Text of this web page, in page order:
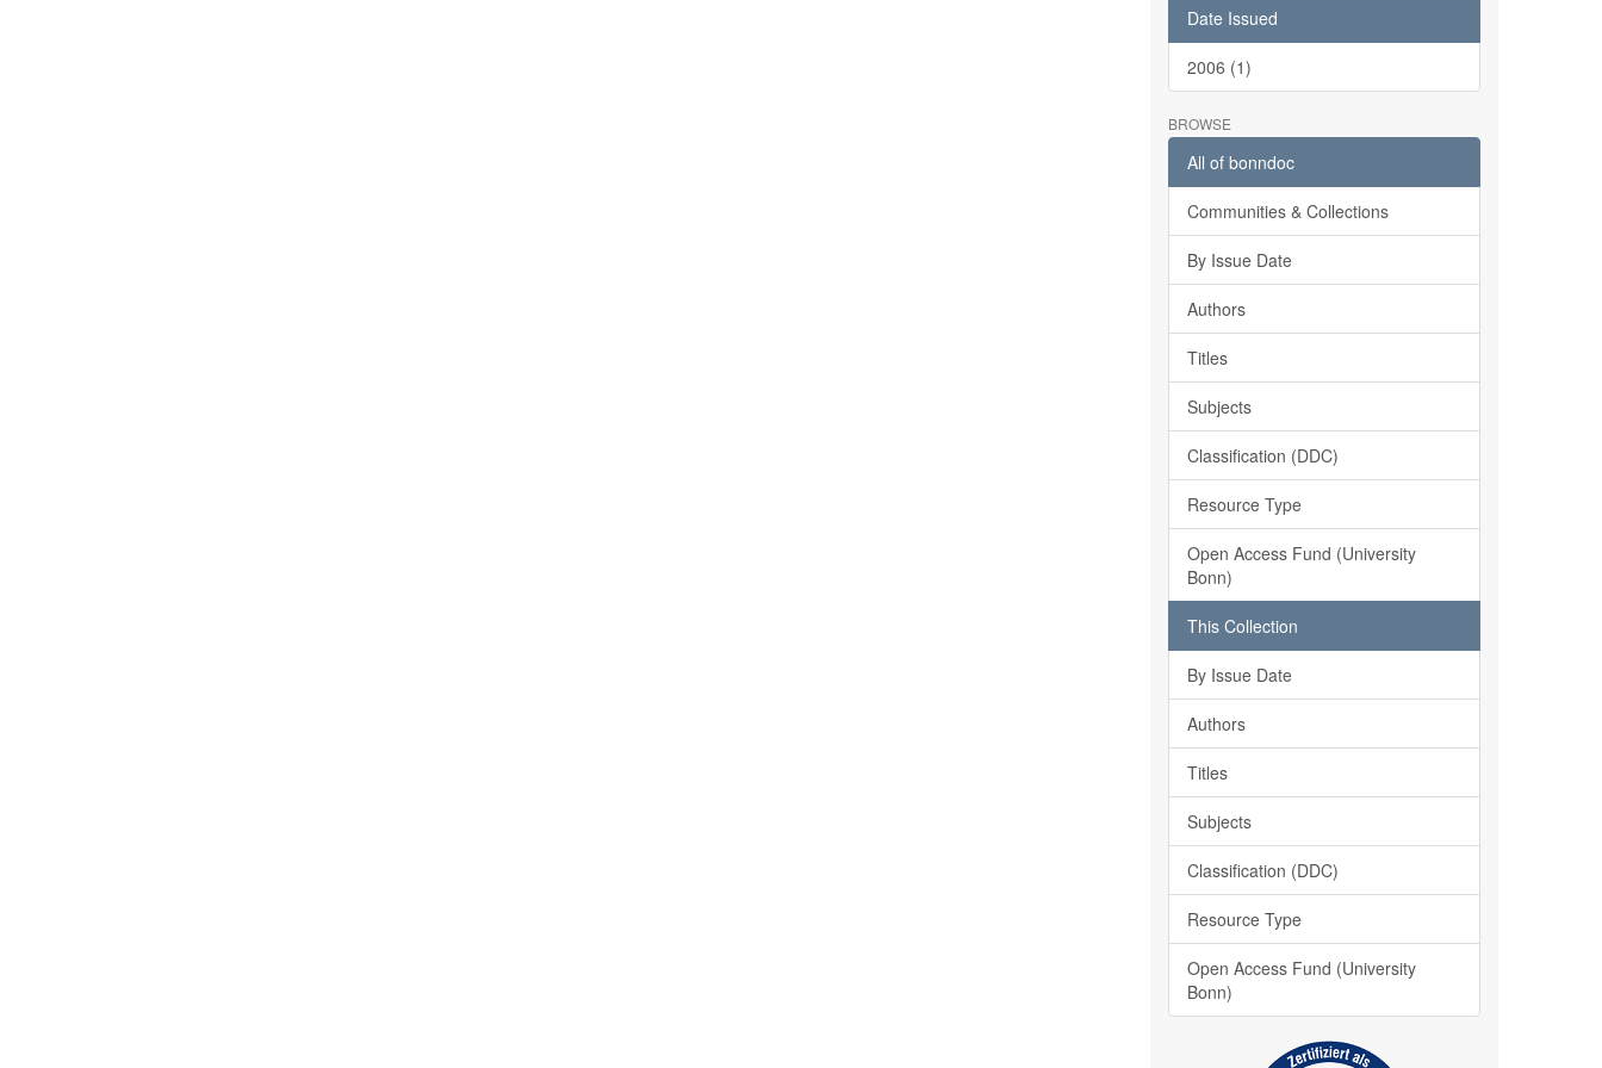
Date Issued
2006 (1)
BROWSE
All of bonndoc
Communities & Collections
By Issue Date
Authors
Titles
Subjects
Classification (DDC)
Resource Type
Open Access Fund (University
Bonn)
This Collection
By Issue Date
Authors
Titles
Subjects
Classification (DDC)
Resource Type
Open Access Fund (University
Bonn)